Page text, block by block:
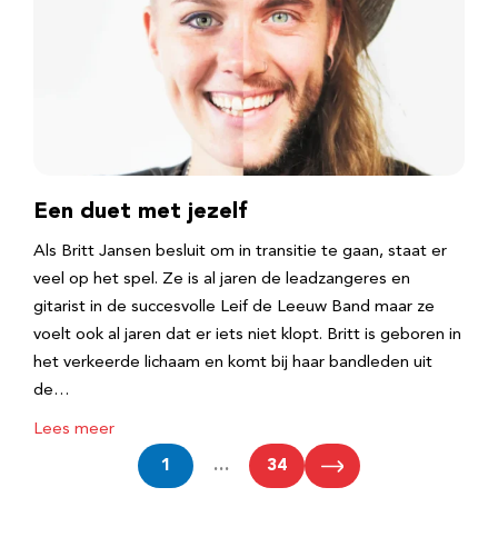
Een duet met jezelf
Als Britt Jansen besluit om in transitie te gaan, staat er
veel op het spel. Ze is al jaren de leadzangeres en
gitarist in de succesvolle Leif de Leeuw Band maar ze
voelt ook al jaren dat er iets niet klopt. Britt is geboren in
het verkeerde lichaam en komt bij haar bandleden uit
de…
Lees meer
1 … 34